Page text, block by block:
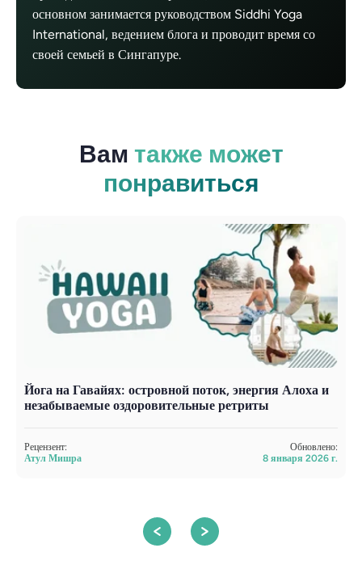
основном занимается руководством Siddhi Yoga
International, ведением блога и проводит время со
своей семьей в Сингапуре.
Вам также может
понравиться
Йога на Гавайях: островной поток, энергия Алоха и
незабываемые оздоровительные ретриты
Рецензент:
Атул Мишра
Обновлено:
8 января 2026 г.